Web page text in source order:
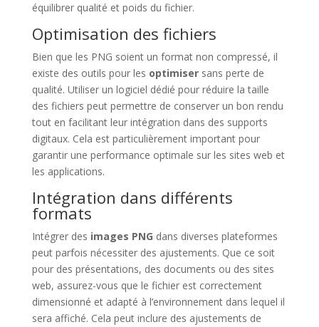
équilibrer qualité et poids du fichier.
Optimisation des fichiers
Bien que les PNG soient un format non compressé, il
existe des outils pour les optimisersans perte de
qualité. Utiliser un logiciel dédié pour réduire la taille
des fichiers peut permettre de conserver un bon rendu
tout en facilitant leur intégration dans des supports
digitaux. Cela est particulièrement important pour
garantir une performance optimale sur les sites web et
les applications.
Intégration dans différents
formats
Intégrer des images PNG dans diverses plateformes
peut parfois nécessiter des ajustements. Que ce soit
pour des présentations, des documents ou des sites
web, assurez-vous que le fichier est correctement
dimensionné et adapté à l’environnement dans lequel il
sera affiché. Cela peut inclure des ajustements de